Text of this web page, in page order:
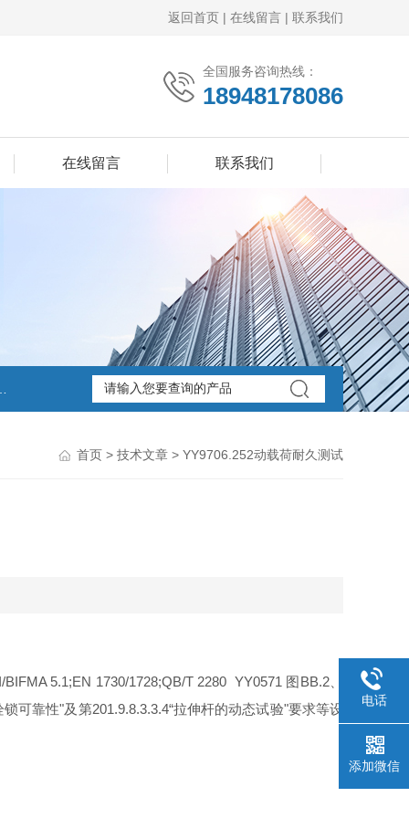
返回首页 | 在线留言 | 联系我们
全国服务咨询热线：
18948178086
在线留言 联系我们
首页 > 技术文章 > YY9706.252动载荷耐久测试
BIFMA 5.1;EN 1730/1728;QB/T 2280 YY0571 图BB.2、
锁可靠性"及第201.9.8.3.3.4“拉伸杆的动态试验"要求等设
电话
添加微信